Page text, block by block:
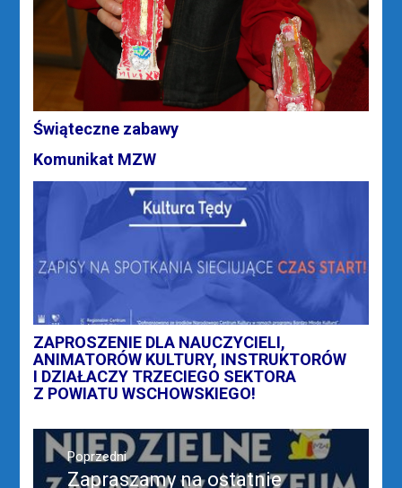
Świąteczne zabawy
Komunikat MZW
ZAPROSZENIE DLA NAUCZYCIELI,
ANIMATORÓW KULTURY, INSTRUKTORÓW
I DZIAŁACZY TRZECIEGO SEKTORA
Z POWIATU WSCHOWSKIEGO!
Nawigacja
wpisuPoprzedni
Poprzedni
Zapraszamy na ostatnie